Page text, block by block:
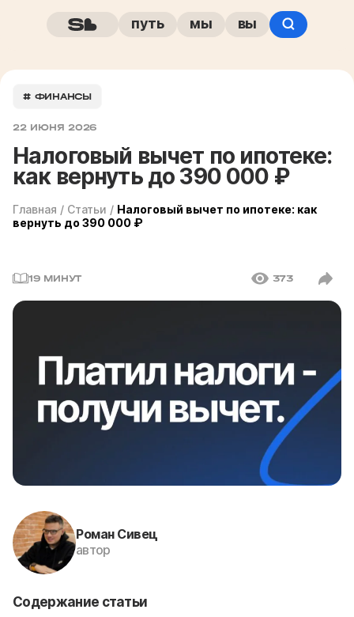
путь мы вы
# ФИНАНСЫ
22 ИЮНЯ 2026
Налоговый вычет по ипотеке:
как вернуть до 390 000 ₽
Главная / Статьи / Налоговый вычет по ипотеке: как
вернуть до 390 000 ₽
19 МИНУТ 373
Роман Сивец
автор
Содержание статьи